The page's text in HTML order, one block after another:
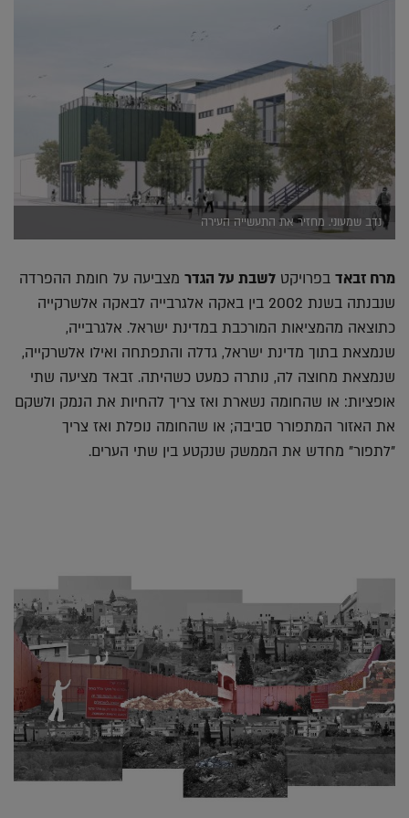
נדב שמעוני. מחזיר את התעשייה העירה
מרח זבאד בפרויקט לשבת על הגדר מצביעה על חומת ההפרדה
שנבנתה בשנת 2002 בין באקה אלגרבייה לבאקה אלשרקייה
כתוצאה מהמציאות המורכבת במדינת ישראל. אלגרבייה,
שנמצאת בתוך מדינת ישראל, גדלה והתפתחה ואילו אלשרקייה,
שנמצאת מחוצה לה, נותרה כמעט כשהיתה. זבאד מציעה שתי
אופציות: או שהחומה נשארת ואז צריך להחיות את הנמק ולשקם
את האזור המתפורר סביבה; או שהחומה נופלת ואז צריך
"לתפור" מחדש את הממשק שנקטע בין שתי הערים.